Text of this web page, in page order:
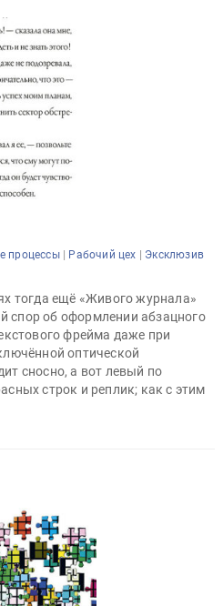
процессы| Рабочий цех | Эксклюзив
тогда ещё «Живого журнала»
спор об оформлении абзацного
фрейма даже при
оптической
сносно, а вот левый по
строк и реплик; как с этим